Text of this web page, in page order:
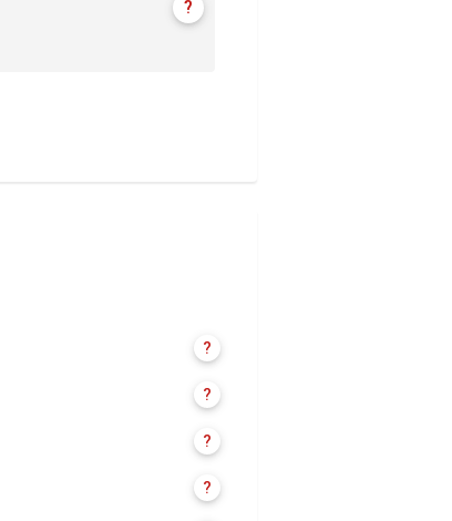
?
?
?
?
?